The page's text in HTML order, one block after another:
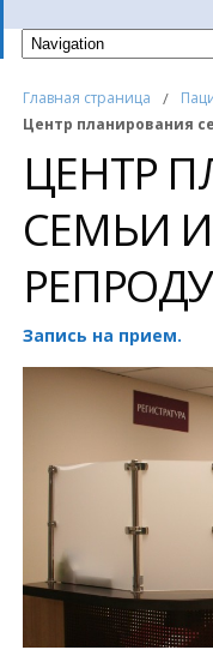
Главная страница /
Центр планирования
ЦЕНТР
СЕМЬИ И
Запись на прием.